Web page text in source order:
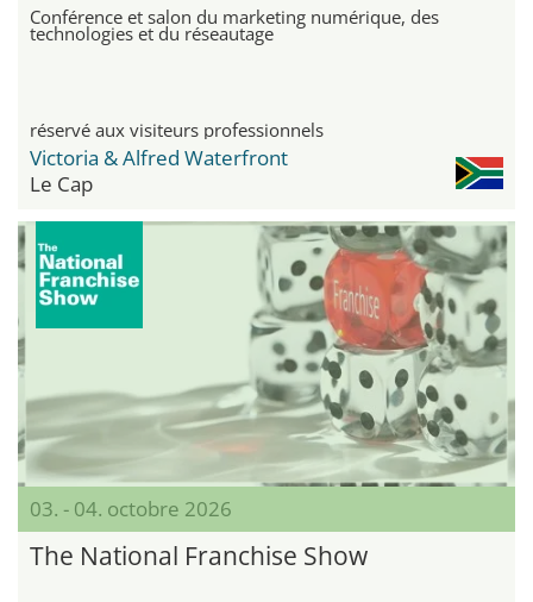
Conférence et salon du marketing numérique, des
technologies et du réseautage
réservé aux visiteurs professionnels
Victoria & Alfred Waterfront
Le Cap
03. - 04. octobre 2026
The National Franchise Show